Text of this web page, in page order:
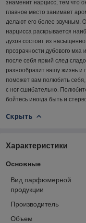
знаменит нарцисс, тем что
главное место занимает
делают его более звучным.
нарцисса раскрывается
духов состоит из
прозрачности дубового мха
после себя яркий след
разнообразит вашу жизнь и
поможет вам полюбить
с ног сшибательно.
бойтесь иногда быть и
Скрыть
Характеристики
Основные
Вид парфюмерной
продукции
Производитель
Объем